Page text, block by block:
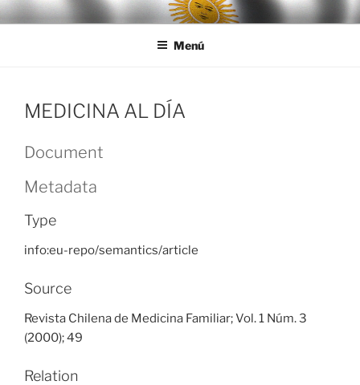
Ir
al
LEGISALUD
Menú
MEDICINA AL DÍA
Document
Metadata
Type
info:eu-repo/semantics/article
Source
Revista Chilena de Medicina Familiar; Vol. 1 Núm. 3
(2000); 49
Relation